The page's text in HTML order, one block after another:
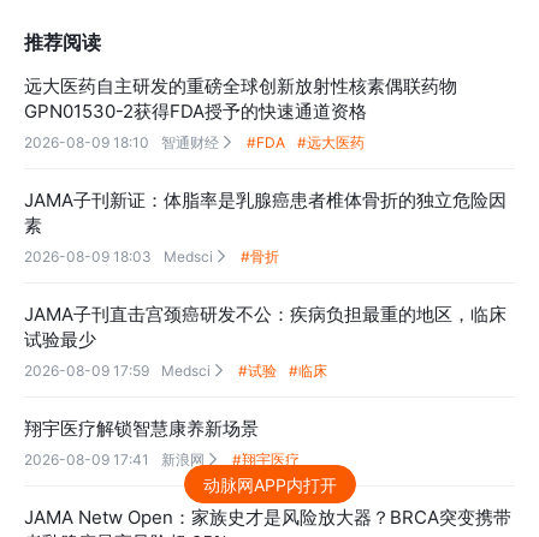
推荐阅读
远大医药自主研发的重磅全球创新放射性核素偶联药物
GPN01530-2获得FDA授予的快速通道资格
2026-08-09 18:10 智通财经  #FDA #远大医药
JAMA子刊新证：体脂率是乳腺癌患者椎体骨折的独立危险因
素
2026-08-09 18:03 Medsci  #骨折
JAMA子刊直击宫颈癌研发不公：疾病负担最重的地区，临床
试验最少
2026-08-09 17:59 Medsci  #试验 #临床
翔宇医疗解锁智慧康养新场景
2026-08-09 17:41 新浪网  #翔宇医疗
JAMA Netw Open：家族史才是风险放大器？BRCA突变携带
动脉网APP内打开